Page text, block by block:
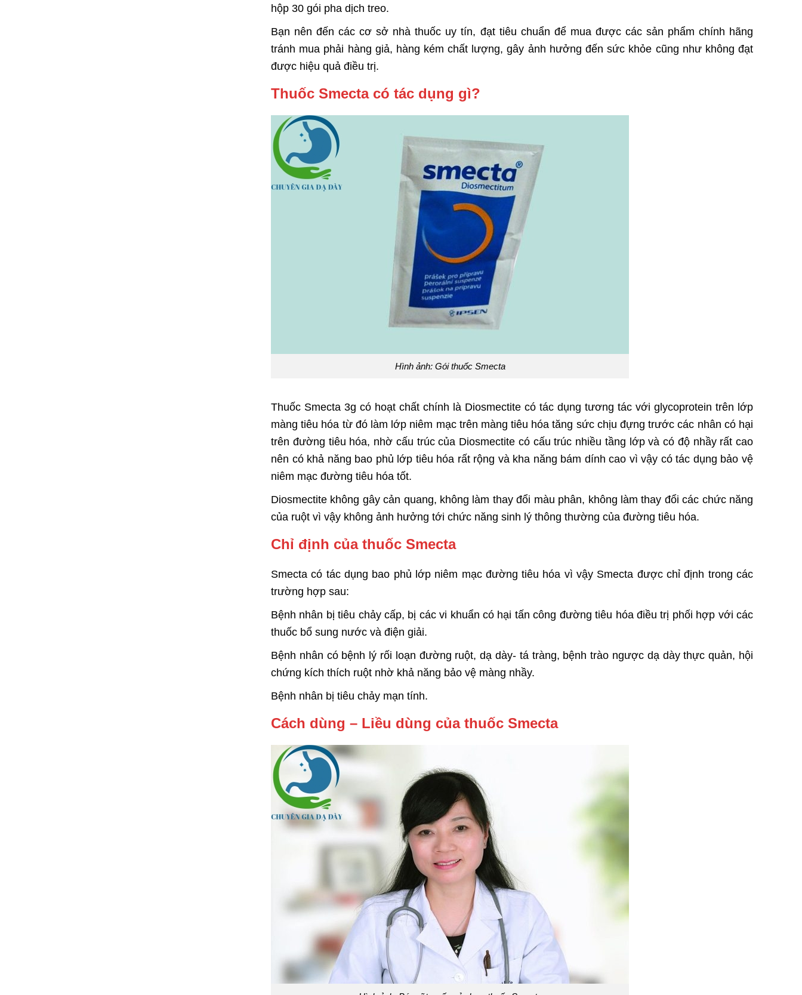
hộp 30 gói pha dịch treo.
Bạn nên đến các cơ sở nhà thuốc uy tín, đạt tiêu chuẩn để mua được các sản phẩm chính hãng
tránh mua phải hàng giả, hàng kém chất lượng, gây ảnh hưởng đến sức khỏe cũng như không đạt
được hiệu quả điều trị.
Thuốc Smecta có tác dụng gì?
Hình ảnh: Gói thuốc Smecta
Thuốc Smecta 3g có hoạt chất chính là Diosmectite có tác dụng tương tác với glycoprotein trên lớp
màng tiêu hóa từ đó làm lớp niêm mạc trên màng tiêu hóa tăng sức chịu đựng trước các nhân có hại
trên đường tiêu hóa, nhờ cấu trúc của Diosmectite có cấu trúc nhiều tầng lớp và có độ nhầy rất cao
nên có khả năng bao phủ lớp tiêu hóa rất rộng và kha năng bám dính cao vì vậy có tác dụng bảo vệ
niêm mạc đường tiêu hóa tốt.
Diosmectite không gây cản quang, không làm thay đổi màu phân, không làm thay đổi các chức năng
của ruột vì vậy không ảnh hưởng tới chức năng sinh lý thông thường của đường tiêu hóa.
Chỉ định của thuốc Smecta
Smecta có tác dụng bao phủ lớp niêm mạc đường tiêu hóa vì vậy Smecta được chỉ định trong các
trường hợp sau:
Bệnh nhân bị tiêu chảy cấp, bị các vi khuẩn có hại tấn công đường tiêu hóa điều trị phối hợp với các
thuốc bổ sung nước và điện giải.
Bệnh nhân có bệnh lý rối loạn đường ruột, dạ dày- tá tràng, bệnh trào ngược dạ dày thực quản, hội
chứng kích thích ruột nhờ khả năng bảo vệ màng nhầy.
Bệnh nhân bị tiêu chảy mạn tính.
Cách dùng – Liều dùng của thuốc Smecta